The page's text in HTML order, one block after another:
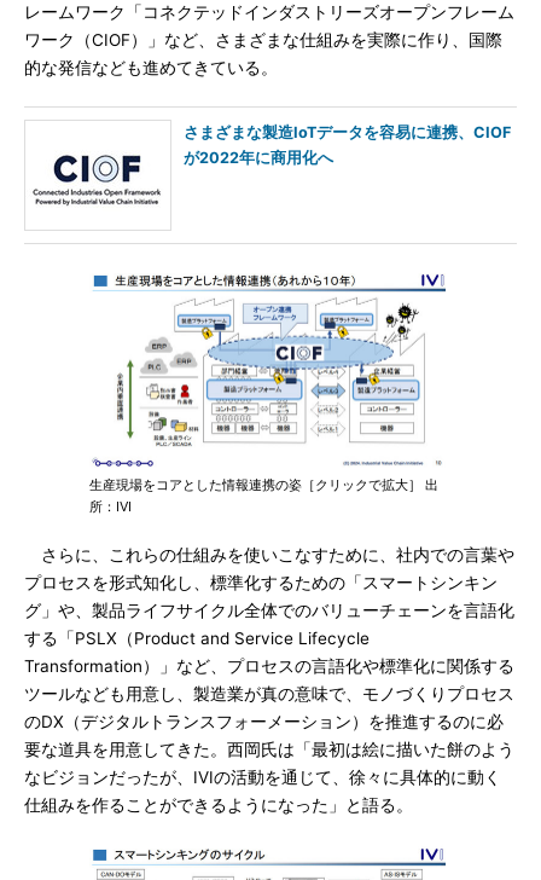
レームワーク「コネクテッドインダストリーズオープンフレーム
ワーク（CIOF）」など、さまざまな仕組みを実際に作り、国際
的な発信なども進めてきている。
さまざまな製造IoTデータを容易に連携、CIOF
が2022年に商用化へ
生産現場をコアとした情報連携の姿［クリックで拡大］ 出
所：IVI
さらに、これらの仕組みを使いこなすために、社内での言葉や
プロセスを形式知化し、標準化するための「スマートシンキン
グ」や、製品ライフサイクル全体でのバリューチェーンを言語化
する「PSLX（Product and Service Lifecycle
Transformation）」など、プロセスの言語化や標準化に関係する
ツールなども用意し、製造業が真の意味で、モノづくりプロセス
のDX（デジタルトランスフォーメーション）を推進するのに必
要な道具を用意してきた。西岡氏は「最初は絵に描いた餅のよう
なビジョンだったが、IVIの活動を通じて、徐々に具体的に動く
仕組みを作ることができるようになった」と語る。